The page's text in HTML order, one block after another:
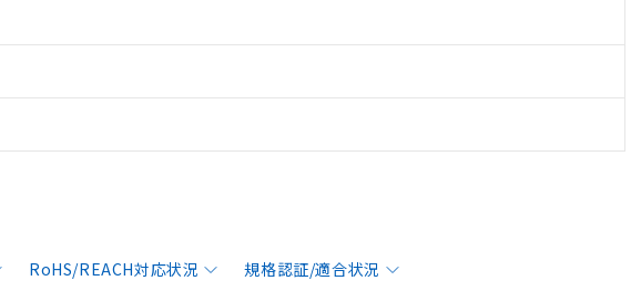
RoHS/REACH対応状況 規格認証/適合状況